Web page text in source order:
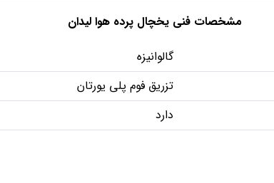
مشخصات فنی یخچال پرده هوا لیدان
گالوانیزه
تزریق فوم پلی یورتان
دارد